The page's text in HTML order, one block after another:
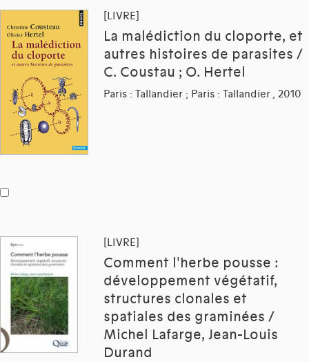
[LIVRE]
La malédiction du cloporte, et
autres histoires de parasites /
C. Coustau ; O. Hertel
Paris : Tallandier ; Paris : Tallandier , 2010
[LIVRE]
Comment l'herbe pousse :
développement végétatif,
structures clonales et
spatiales des graminées /
Michel Lafarge, Jean-Louis
Durand